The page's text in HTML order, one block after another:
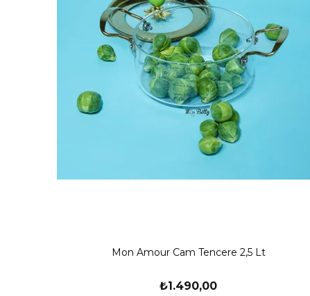
Mon Amour Cam Tencere 2,5 Lt
₺1.490,00